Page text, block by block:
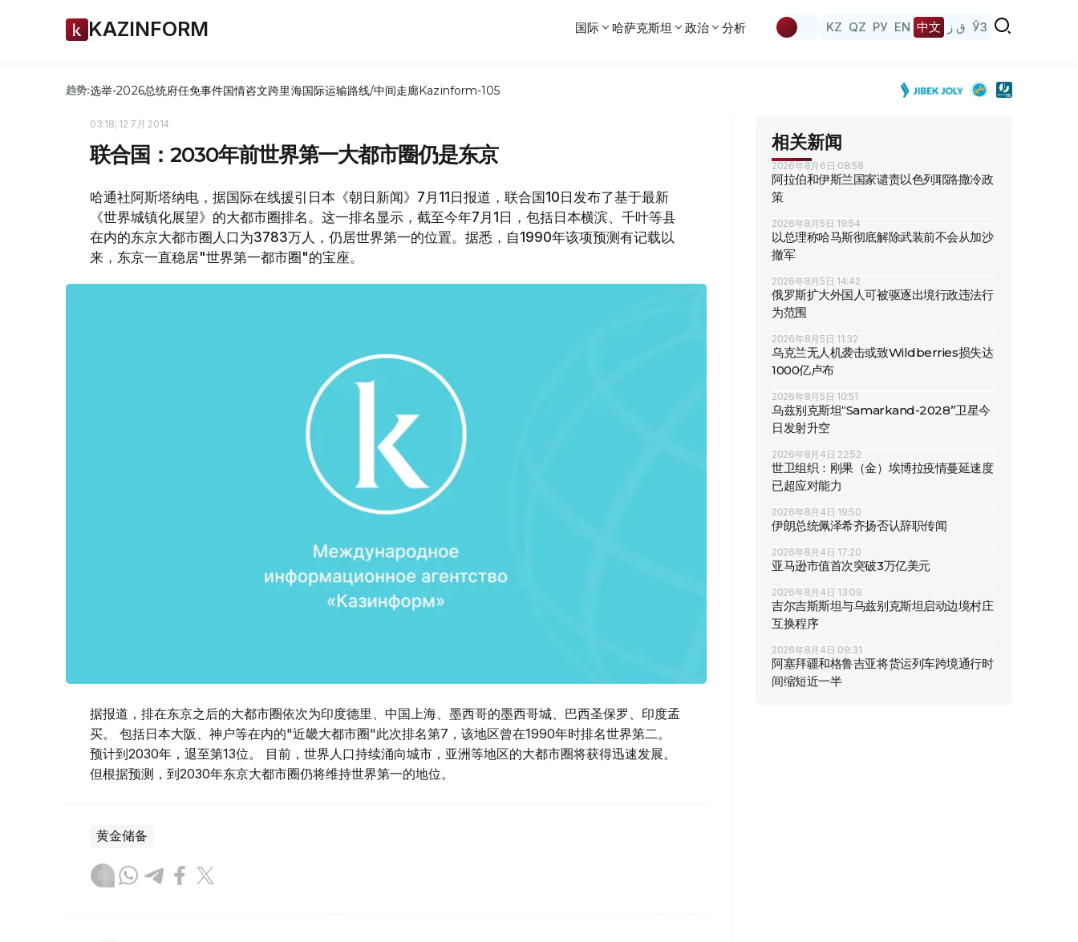
KAZINFORM 国际 哈萨克斯坦 政治 分析 KZ QZ РУ EN 中文 ق ز ЎЗ
趋势:选举-2026总统府任免事件国情咨文跨里海国际运输路线/中间走廊Kazinform-105
03:18, 12 7月 2014
联合国：2030年前世界第一大都市圈仍是东京
哈通社阿斯塔纳电，据国际在线援引日本《朝日新闻》7月11日报道，联合国10日发布了基于最新
《世界城镇化展望》的大都市圈排名。这一排名显示，截至今年7月1日，包括日本横滨、千叶等县
在内的东京大都市圈人口为3783万人，仍居世界第一的位置。据悉，自1990年该项预测有记载以
来，东京一直稳居"世界第一都市圈"的宝座。
据报道，排在东京之后的大都市圈依次为印度德里、中国上海、墨西哥的墨西哥城、巴西圣保罗、印度孟
买。 包括日本大阪、神户等在内的"近畿大都市圈"此次排名第7，该地区曾在1990年时排名世界第二。
预计到2030年，退至第13位。 目前，世界人口持续涌向城市，亚洲等地区的大都市圈将获得迅速发展。
但根据预测，到2030年东京大都市圈仍将维持世界第一的地位。
黄金储备
相关新闻
2026年8月6日 08:58
阿拉伯和伊斯兰国家谴责以色列耶路撒冷政
策
2026年8月5日 19:54
以总理称哈马斯彻底解除武装前不会从加沙
撤军
2026年8月5日 14:42
俄罗斯扩大外国人可被驱逐出境行政违法行
为范围
2026年8月5日 11:32
乌克兰无人机袭击或致Wildberries损失达
1000亿卢布
2026年8月5日 10:51
乌兹别克斯坦“Samarkand-2028”卫星今
日发射升空
2026年8月4日 22:52
世卫组织：刚果（金）埃博拉疫情蔓延速度
已超应对能力
2026年8月4日 19:50
伊朗总统佩泽希齐扬否认辞职传闻
2026年8月4日 17:20
亚马逊市值首次突破3万亿美元
2026年8月4日 13:09
吉尔吉斯斯坦与乌兹别克斯坦启动边境村庄
互换程序
2026年8月4日 09:31
阿塞拜疆和格鲁吉亚将货运列车跨境通行时
间缩短近一半